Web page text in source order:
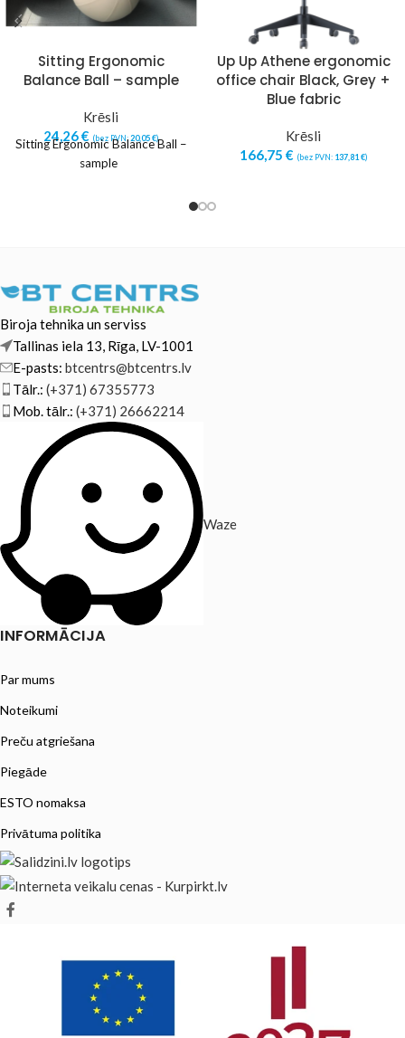
Sitting Ergonomic
Balance Ball – sample
Krēsli
24,26€ (bez PVN:20,05€)
Sitting Ergonomic Balance Ball –
sample
Up Up Athene ergonomic
office chair Black, Grey +
Blue fabric
Krēsli
166,75 € (bez PVN: 137,81€)
Biroja tehnika un serviss
Tallinas iela 13, Rīga, LV-1001
E-pasts: btcentrs@btcentrs.lv
Tālr.: (+371) 67355773
Mob. tālr.: (+371) 26662214
Waze
INFORMĀCIJA
Par mums
Noteikumi
Preču atgriešana
Piegāde
ESTO nomaksa
Privātuma politika